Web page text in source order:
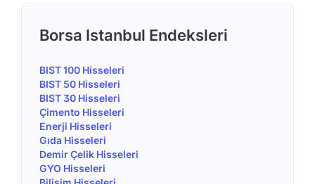
Borsa Istanbul Endeksleri
BIST 100 Hisseleri
BIST 50 Hisseleri
BIST 30 Hisseleri
Çimento Hisseleri
Enerji Hisseleri
Gıda Hisseleri
Demir Çelik Hisseleri
GYO Hisseleri